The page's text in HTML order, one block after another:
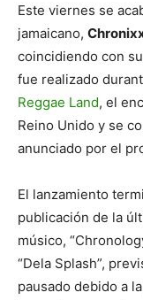
Este viernes se
jamaicano,
coincidiendo con
fue realizado
Reggae Land, el
Reino Unido y se
anunciado por el
El lanzamiento
publicación de la
músico,
“Dela Splash”,
pausado debido a